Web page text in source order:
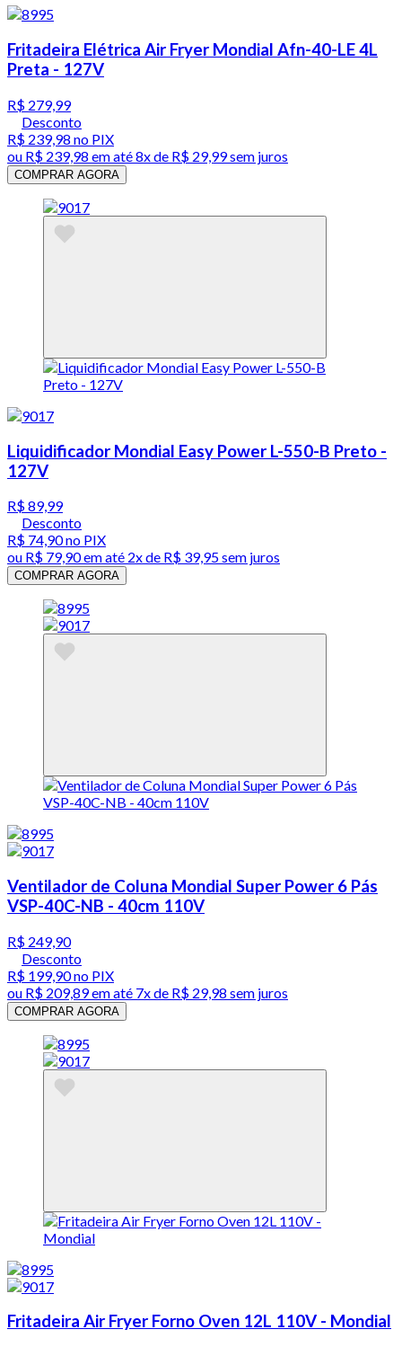
Fritadeira Elétrica Air Fryer Mondial Afn-40-LE 4L
Preta - 127V
R$ 279,99
Desconto
R$ 239,98 no PIX
ou R$ 239,98 em até8x de R$ 29,99 sem juros
COMPRAR AGORA
Liquidificador Mondial Easy Power L-550-B Preto -
127V
R$ 89,99
Desconto
R$ 74,90no PIX
ou R$ 79,90em até 2x de R$ 39,95 sem juros
COMPRAR AGORA
Ventilador de Coluna Mondial Super Power 6 Pás
VSP-40C-NB - 40cm 110V
R$ 249,90
Desconto
R$ 199,90no PIX
ou R$ 209,89em até 7x de R$ 29,98 sem juros
COMPRAR AGORA
Fritadeira Air Fryer Forno Oven 12L 110V - Mondial